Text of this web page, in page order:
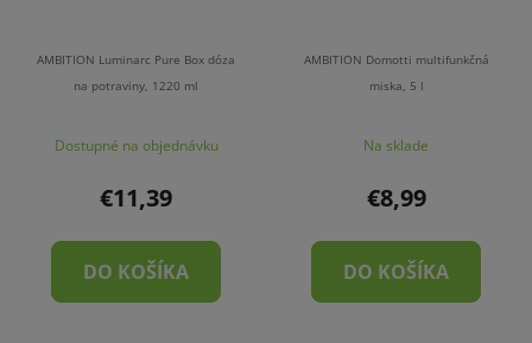
AMBITION Luminarc Pure Box dóza
na potraviny, 1220 ml
Dostupné na objednávku
€11,39
DO KOŠÍKA
AMBITION Domotti multifunkčná
miska, 5 l
Na sklade
€8,99
DO KOŠÍKA